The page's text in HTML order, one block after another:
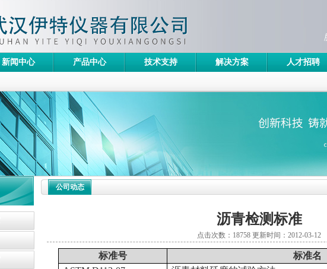
新闻中心 产品中心 技术支持 解决方案 人才招聘
公司动态
沥青检测标准
点击次数：18758 更新时间：2012-03-12
标准号
标准名